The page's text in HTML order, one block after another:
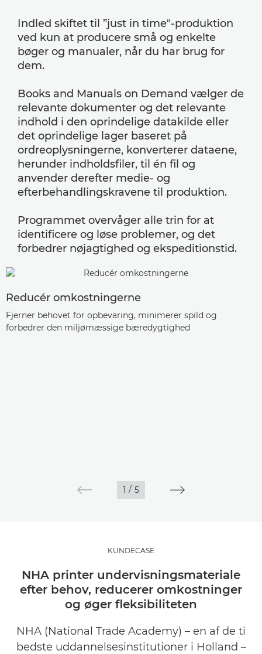
Indled skiftet til ”just in time"-produktion
ved kun at producere små og enkelte
bøger og manualer, når du har brug for
dem.
Books and Manuals on Demand vælger de
relevante dokumenter og det relevante
indhold i den oprindelige datakilde eller
det oprindelige lager baseret på
ordreoplysningerne, konverterer dataene,
herunder indholdsfiler, til én fil og
anvender derefter medie- og
efterbehandlingskravene til produktion.
Programmet overvåger alle trin for at
identificere og løse problemer, og det
forbedrer nøjagtighed og ekspeditionstid.
Reducér omkostningerne
Fjerner behovet for opbevaring, minimerer spild og
forbedrer den miljømæssige bæredygtighed
1 / 5
KUNDECASE
NHA printer undervisningsmateriale
efter behov, reducerer omkostninger
og øger fleksibiliteten
NHA (National Trade Academy) – en af de ti
bedste uddannelsesinstitutioner i Holland –